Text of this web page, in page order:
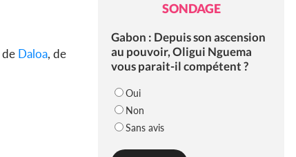
de Daloa, de
SONDAGE
Gabon : Depuis son ascension
au pouvoir, Oligui Nguema
vous parait-il compétent ?
Oui
Non
Sans avis